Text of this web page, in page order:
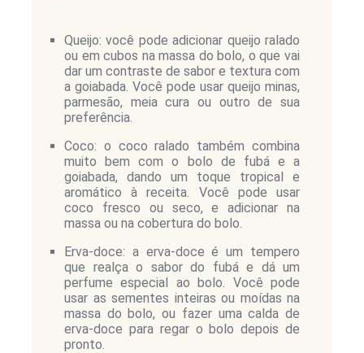
Queijo: você pode adicionar queijo ralado
ou em cubos na massa do bolo, o que vai
dar um contraste de sabor e textura com
a goiabada. Você pode usar queijo minas,
parmesão, meia cura ou outro de sua
preferência.
Coco: o coco ralado também combina
muito bem com o bolo de fubá e a
goiabada, dando um toque tropical e
aromático à receita. Você pode usar
coco fresco ou seco, e adicionar na
massa ou na cobertura do bolo.
Erva-doce: a erva-doce é um tempero
que realça o sabor do fubá e dá um
perfume especial ao bolo. Você pode
usar as sementes inteiras ou moídas na
massa do bolo, ou fazer uma calda de
erva-doce para regar o bolo depois de
pronto.